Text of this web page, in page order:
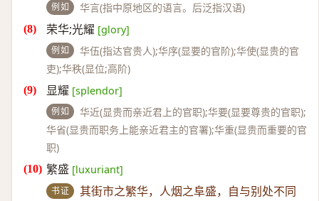
例如 华言(指中原地区的语言。后泛指汉语)
荣华;光耀 [glory]
例如
华伍(指达官贵人);华序(显要的官阶);华使(显贵的官
吏);华秩(显位;高阶)
显耀 [splendor]
例如
华近(显贵而亲近君上的官职);华要(显要尊贵的官职);
华省(显贵而职务上能亲近君主的官署);华重(显贵而重要的官
职)
繁盛 [luxuriant]
书证
其街市之繁华，人烟之阜盛，自与别处不同